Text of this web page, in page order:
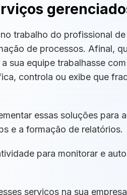
trabalho do profissional
de processos. Afinal,
sua equipe trabalhasse
controla ou exibe que
essas soluções para
e a formação de relatórios.
para monitorar e
serviços na sua